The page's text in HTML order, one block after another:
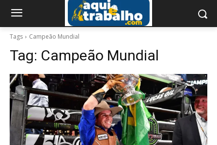
Tags Campeão Mundial
Tag: Campeão Mundial